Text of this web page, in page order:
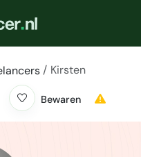
Kirsten
Bewaren